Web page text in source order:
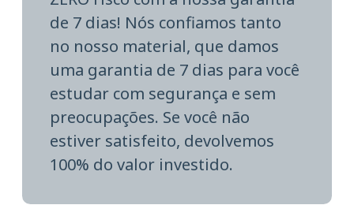
de 7 dias! Nós confiamos tanto
no nosso material, que damos
uma garantia de 7 dias para você
estudar com segurança e sem
preocupações. Se você não
estiver satisfeito, devolvemos
100% do valor investido.